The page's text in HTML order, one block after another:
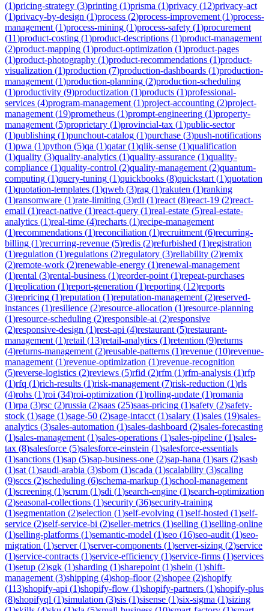
(1)pricing-strategy (3)printing (1)prisma (1)privacy (12)privacy-act
(1)privacy-by-design (1)process (2)process-improvement (1)process-
management (1)process-mining (1)process-safety (1)procurement
(11)product-costing (1)product-descriptions (1)product-management
(2)product-mapping (1)product-optimization (1)product-pages
(1)product-photography (1)product-recommendations (1)product-
visualization (1)production (7)production-dashboards (1)production-
management (1)production-planning (2)production-scheduling
(1)productivity (9)productization (1)products (1)professional-
services (4)program-management (1)project-accounting (2)project-
management (19)prometheus (1)prompt-engineering (1)property-
management (5)proprietary (1)provincial-tax (1)public-sector
(1)publishing (1)punchout-catalog (1)purchase (3)push-notifications
(1)pwa (1)python (5)qa (1)qatar(1)qlik-sense (1)qualification
(1)quality (3)quality-analytics (1)quality-assurance (1)quality-
compliance (1)quality-control (2)quality-management (2)quantum-
computing (1)query-tuning (1)quickbooks (8)quickstart (1)quotation
(1)quotation-templates (1)qweb (3)rag (1)rakuten (1)ranking
(1)ransomware (1)rate-limiting (3)rdl (1)react (8)react-19 (2)react-
email (1)react-native (1)react-query (1)real-estate (5)real-estate-
analytics (1)real-time (4)recharts (1)recipe-management
(1)recommendations (1)reconciliation (1)recruitment (6)recurring-
billing (1)recurring-revenue (5)redis (2)refurbished (1)registration
(1)regulation (1)regulations (2)regulatory (3)reliability (2)remix
(2)remote-work (2)renewable-energy (1)renewal-management
(1)rental (3)rental-business (1)reorder-point (1)repeat-purchases
(1)replication (1)report-generation (1)reporting (12)reports
(3)repricing (1)reputation (1)reputation-management (2)reserved-
instances (1)resilience (2)resource-allocation (1)resource-planning
(1)resource-scheduling (2)responsible-ai (2)responsive
(2)responsive-design (1)rest-api (4)restaurant (5)restaurant-
management (1)retail (13)retail-analytics (1)retention (9)returns
(4)returns-management (2)reusable-patterns (1)revenue (10)revenue-
management (1)revenue-optimization (1)revenue-recognition
(5)reverse-logistics (2)reviews (5)rfid (2)rfm (1)rfm-analysis (1)rfp
(1)rfq (1)rich-results (1)risk-management (7)risk-reduction (1)rls
(4)rohs (1)roi (34)roi-optimization (1)rolling-update (1)romania
(1)rpa (3)rsc (2)russia (2)saas (25)saas-pricing (1)safety (2)safety-
stock (1)sage (1)sage-50 (2)sage-intacct (1)salary (1)sales (19)sales-
analytics (3)sales-automation (1)sales-dashboard (2)sales-forecasting
(1)sales-management (1)sales-operations (1)sales-pipeline (1)sales-
tax (8)salesforce (5)salesforce-einstein (1)salesforce-essentials
(1)sanctions (1)sap (5)sap-business-one (2)sap-hana (1)sars (2)sasb
(1)sat (1)saudi-arabia (3)sbom (1)scada (1)scalability (3)scaling
(9)sccs (2)scheduling (6)schema-markup (1)school-management
(1)screening (1)scrum (1)sdi (1)search-engine (1)search-optimization
(2)seasonal-collections (1)security (36)security-training
(1)segmentation (2)selection (1)self-evolving (1)self-hosted (1)self-
service (2)self-service-bi (2)seller-metrics (1)selling (1)selling-online
(1)selling-platforms (1)semantic-model (1)seo (16)seo-audit (1)seo-
migration (1)server(1)server-components (1)server-sizing (2)service
(1)service-contracts (1)service-efficiency (1)service-firms (1)services
(1)setup (2)sgk (1)sharding (1)sharepoint (1)shein (1)shift-
management (3)shipping (4)shop-floor(2)shopee (2)shopify
(113)shopify-api (1)shopify-flow (1)shopify-partners (1)shopify-plus
(8)shopifyql (1)simulation (3)sis (1)sisense (1)six-sigma (1)sizing